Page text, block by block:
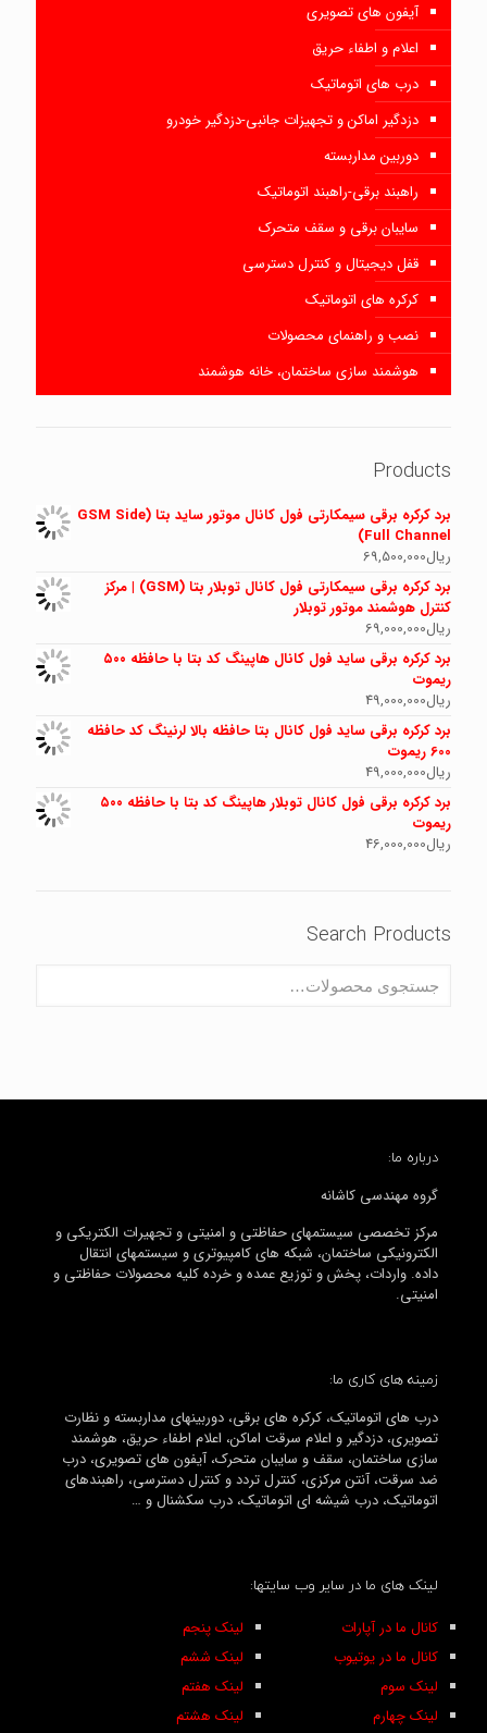
آیفون های تصویری
اعلام و اطفاء حریق
درب های اتوماتیک
دزدگیر اماکن و تجهیزات جانبی-دزدگیر خودرو
دوربین مداربسته
راهبند برقی-راهبند اتوماتیک
سایبان برقی و سقف متحرک
قفل دیجیتال و کنترل دسترسی
کرکره های اتوماتیک
نصب و راهنمای محصولات
هوشمند سازی ساختمان، خانه هوشمند
Products
برد کرکره برقی سیمکارتی فول کانال موتور ساید بتا (GSM Side
Full Channel)
ریال69,500,000
برد کرکره برقی سیمکارتی فول کانال توبلار بتا (GSM) | مرکز
کنترل هوشمند موتور توبلار
ریال69,000,000
برد کرکره برقی ساید فول کانال هاپینگ کد بتا با حافظه ۵۰۰
ریموت
ریال49,000,000
برد کرکره برقی ساید فول کانال بتا حافظه بالا لرنینگ کد حافظه
600 ریموت
ریال49,000,000
برد کرکره برقی فول کانال توبلار هاپینگ کد بتا با حافظه ۵۰۰
ریموت
ریال46,000,000
Search Products
درباره ما:
گروه مهندسی کاشانه
مرکز تخصصی سیستمهای حفاظتی و امنیتی و تجهیرات الکتریکی و
الکترونیکی ساختمان، شبکه های کامپیوتری و سیستمهای انتقال
داده. واردات، پخش و توزیع عمده و خرده کلیه محصولات حفاظتی و
امنیتی.
زمینه های کاری ما:
درب های اتوماتیک، کرکره های برقی، دوربینهای مداربسته و نظارت
تصویری، دزدگیر و اعلام سرقت اماکن، اعلام اطفاء حریق، هوشمند
سازی ساختمان، سقف و سایبان متحرک، آیفون های تصویری، درب
ضد سرقت، آنتن مرکزی، کنترل تردد و کنترل دسترسی، راهبندهای
اتوماتیک، درب شیشه ای اتوماتیک، درب سکشنال و …
لینک های ما در سایر وب سایتها:
لینک پنجم
لینک ششم
لینک هفتم
لینک هشتم
کانال ما در آپارات
کانال ما در یوتیوب
لینک سوم
لینک چهارم